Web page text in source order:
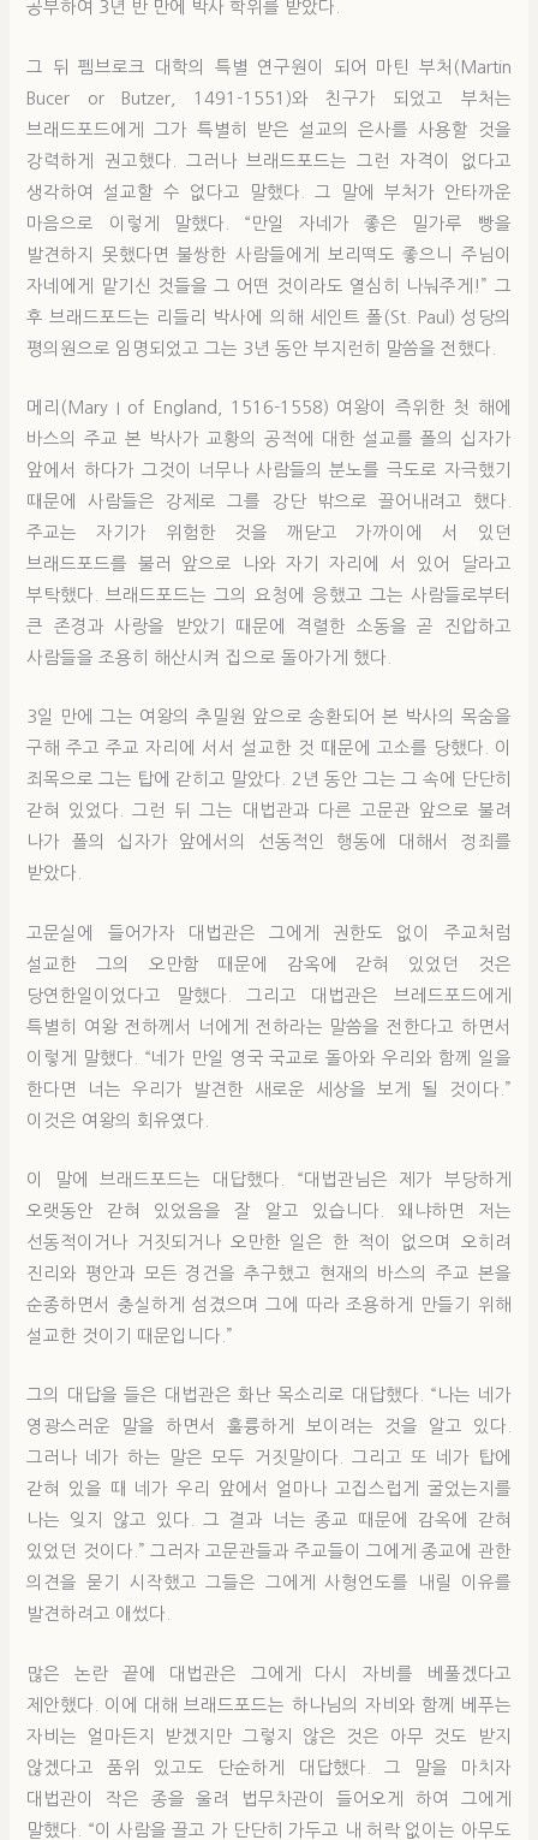
공부하여 3년 반 만에 박사 학위를 받았다.
그 뒤 펨브로크 대학의 특별 연구원이 되어 마틴 부처(Martin
Bucer or Butzer, 1491-1551)와 친구가 되었고 부처는
브래드포드에게 그가 특별히 받은 설교의 은사를 사용할 것을
강력하게 권고했다. 그러나 브래드포드는 그런 자격이 없다고
생각하여 설교할 수 없다고 말했다. 그 말에 부처가 안타까운
마음으로 이렇게 말했다. “만일 자네가 좋은 밀가루 빵을
발견하지 못했다면 불쌍한 사람들에게 보리떡도 좋으니 주님이
자네에게 맡기신 것들을 그 어떤 것이라도 열심히 나눠주게!” 그
후 브래드포드는 리들리 박사에 의해 세인트 폴(St. Paul) 성당의
평의원으로 임명되었고 그는 3년 동안 부지런히 말씀을 전했다.
메리(Mary I of England, 1516-1558) 여왕이 즉위한 첫 해에
바스의 주교 본 박사가 교황의 공적에 대한 설교를 폴의 십자가
앞에서 하다가 그것이 너무나 사람들의 분노를 극도로 자극했기
때문에 사람들은 강제로 그를 강단 밖으로 끌어내려고 했다.
주교는 자기가 위험한 것을 깨닫고 가까이에 서 있던
브래드포드를 불러 앞으로 나와 자기 자리에 서 있어 달라고
부탁했다. 브래드포드는 그의 요청에 응했고 그는 사람들로부터
큰 존경과 사랑을 받았기 때문에 격렬한 소동을 곧 진압하고
사람들을 조용히 해산시켜 집으로 돌아가게 했다.
3일 만에 그는 여왕의 추밀원 앞으로 송환되어 본 박사의 목숨을
구해 주고 주교 자리에 서서 설교한 것 때문에 고소를 당했다. 이
죄목으로 그는 탑에 갇히고 말았다. 2년 동안 그는 그 속에 단단히
갇혀 있었다. 그런 뒤 그는 대법관과 다른 고문관 앞으로 불려
나가 폴의 십자가 앞에서의 선동적인 행동에 대해서 정죄를
받았다.
고문실에 들어가자 대법관은 그에게 권한도 없이 주교처럼
설교한 그의 오만함 때문에 감옥에 갇혀 있었던 것은
당연한일이었다고 말했다. 그리고 대법관은 브레드포드에게
특별히 여왕 전하께서 너에게 전하라는 말씀을 전한다고 하면서
이렇게 말했다. “네가 만일 영국 국교로 돌아와 우리와 함께 일을
한다면 너는 우리가 발견한 새로운 세상을 보게 될 것이다.”
이것은 여왕의 회유였다.
이 말에 브래드포드는 대답했다. “대법관님은 제가 부당하게
오랫동안 갇혀 있었음을 잘 알고 있습니다. 왜냐하면 저는
선동적이거나 거짓되거나 오만한 일은 한 적이 없으며 오히려
진리와 평안과 모든 경건을 추구했고 현재의 바스의 주교 본을
순종하면서 충실하게 섬겼으며 그에 따라 조용하게 만들기 위해
설교한 것이기 때문입니다.”
그의 대답을 들은 대법관은 화난 목소리로 대답했다. “나는 네가
영광스러운 말을 하면서 훌륭하게 보이려는 것을 알고 있다.
그러나 네가 하는 말은 모두 거짓말이다. 그리고 또 네가 탑에
갇혀 있을 때 네가 우리 앞에서 얼마나 고집스럽게 굴었는지를
나는 잊지 않고 있다. 그 결과 너는 종교 때문에 감옥에 갇혀
있었던 것이다.” 그러자 고문관들과 주교들이 그에게 종교에 관한
의견을 묻기 시작했고 그들은 그에게 사형언도를 내릴 이유를
발견하려고 애썼다.
많은 논란 끝에 대법관은 그에게 다시 자비를 베풀겠다고
제안했다. 이에 대해 브래드포드는 하나님의 자비와 함께 베푸는
자비는 얼마든지 받겠지만 그렇지 않은 것은 아무 것도 받지
않겠다고 품위 있고도 단순하게 대답했다. 그 말을 마치자
대법관이 작은 종을 울려 법무차관이 들어오게 하여 그에게
말했다. “이 사람을 끌고 가 단단히 가두고 내 허락 없이는 아무도